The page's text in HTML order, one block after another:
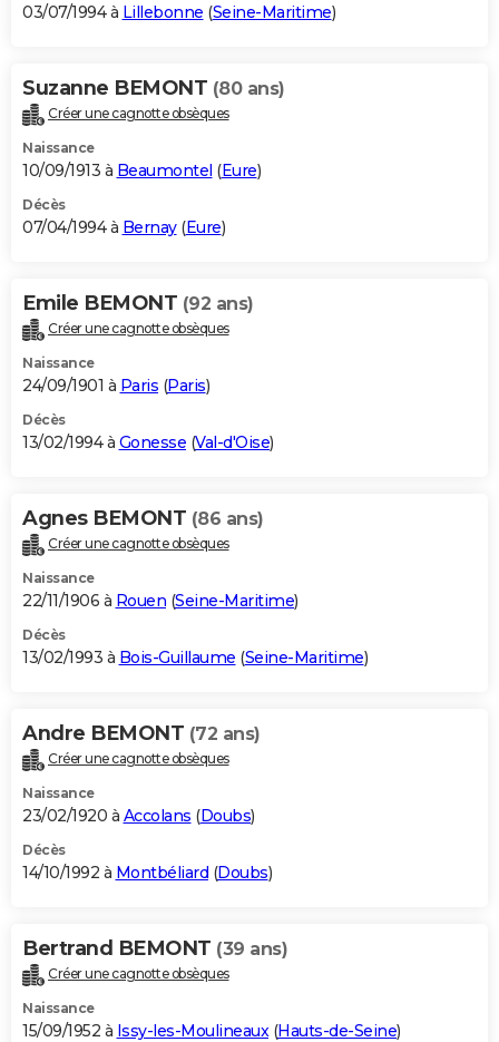
03/07/1994 à Lillebonne (Seine-Maritime)
Suzanne BEMONT (80 ans)
Créer une cagnotte obsèques
Naissance
10/09/1913 à Beaumontel (Eure)
Décès
07/04/1994 à Bernay(Eure)
Emile BEMONT (92 ans)
Créer une cagnotte obsèques
Naissance
24/09/1901 à Paris (Paris)
Décès
13/02/1994 à Gonesse (Val-d'Oise)
Agnes BEMONT (86 ans)
Créer une cagnotte obsèques
Naissance
22/11/1906 à Rouen (Seine-Maritime)
Décès
13/02/1993 à Bois-Guillaume (Seine-Maritime)
Andre BEMONT (72 ans)
Créer une cagnotte obsèques
Naissance
23/02/1920 à Accolans (Doubs)
Décès
14/10/1992 à Montbéliard (Doubs)
Bertrand BEMONT (39 ans)
Créer une cagnotte obsèques
Naissance
15/09/1952 à Issy-les-Moulineaux(Hauts-de-Seine)